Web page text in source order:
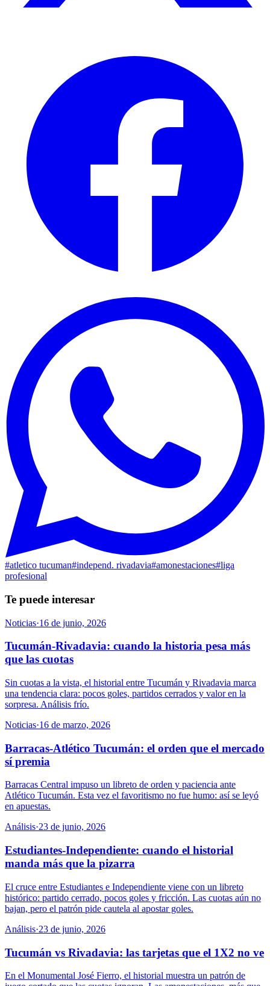
#atletico tucuman#independ. rivadavia#amonestaciones#liga
profesional
Te puede interesar
Noticias·16 de junio, 2026
Tucumán-Rivadavia: cuando la historia pesa más
que las cuotas
Sin cuotas a la vista, el historial entre Tucumán y Rivadavia marca
una tendencia clara: pocos goles, partidos cerrados y valor en la
sorpresa. Análisis frío.
Noticias·16 de marzo, 2026
Barracas-Atlético Tucumán: el orden que el mercado
sí premia
Barracas Central impuso un libreto de orden y paciencia ante
Atlético Tucumán. Esta vez el favoritismo no fue humo: así se leyó
en apuestas.
Análisis·23 de junio, 2026
Estudiantes-Independiente: cuando el historial
manda más que la pizarra
El cruce entre Estudiantes e Independiente viene con un libreto
histórico: partido cerrado, pocos goles y fricción. Las cuotas aún no
bajan, pero el patrón pide cautela al apostar goles.
Análisis·23 de junio, 2026
Tucumán vs Rivadavia: las tarjetas que el 1X2 no ve
En el Monumental José Fierro, el historial muestra un patrón de